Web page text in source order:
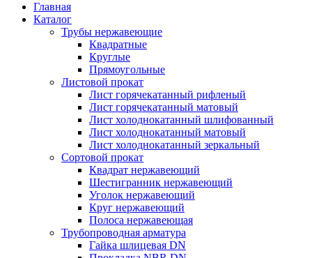
Главная
Каталог
Трубы нержавеющие
Квадратные
Круглые
Прямоугольные
Листовой прокат
Лист горячекатанный рифленый
Лист горячекатанный матовый
Лист холоднокатанный шлифованный
Лист холоднокатанный матовый
Лист холоднокатанный зеркальный
Сортовой прокат
Квадрат нержавеющий
Шестигранник нержавеющий
Уголок нержавеющий
Круг нержавеющий
Полоса нержавеющая
Трубопроводная арматура
Гайка шлицевая DN